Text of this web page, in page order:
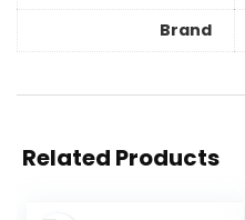
Brand
Related Products